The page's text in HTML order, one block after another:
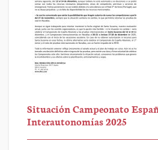
Situación Campeonato
Interautonomías 2025